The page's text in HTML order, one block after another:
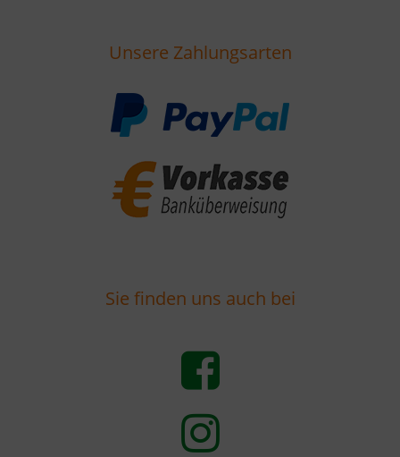
Unsere Zahlungsarten
Sie finden uns auch bei